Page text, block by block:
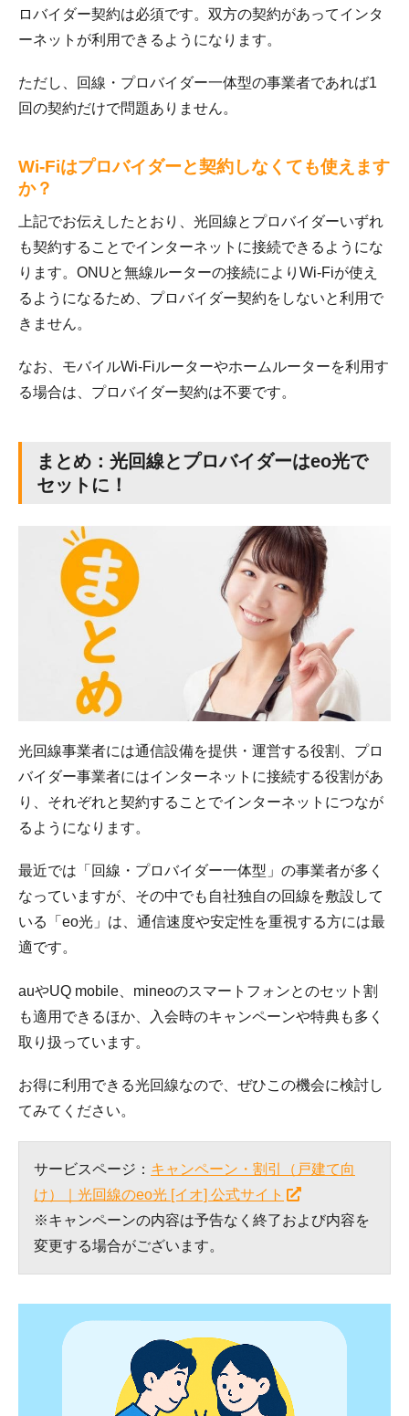
ロバイダー契約は必須です。双方の契約があってインタ
ーネットが利用できるようになります。
ただし、回線・プロバイダー一体型の事業者であれば1
回の契約だけで問題ありません。
Wi-Fiはプロバイダーと契約しなくても使えます
か？
上記でお伝えしたとおり、光回線とプロバイダーいずれ
も契約することでインターネットに接続できるようにな
ります。ONUと無線ルーターの接続によりWi-Fiが使え
るようになるため、プロバイダー契約をしないと利用で
きません。
なお、モバイルWi-Fiルーターやホームルーターを利用す
る場合は、プロバイダー契約は不要です。
まとめ：光回線とプロバイダーはeo光で
セットに！
光回線事業者には通信設備を提供・運営する役割、プロ
バイダー事業者にはインターネットに接続する役割があ
り、それぞれと契約することでインターネットにつなが
るようになります。
最近では「回線・プロバイダー一体型」の事業者が多く
なっていますが、その中でも自社独自の回線を敷設して
いる「eo光」は、通信速度や安定性を重視する方には最
適です。
auやUQ mobile、mineoのスマートフォンとのセット割
も適用できるほか、入会時のキャンペーンや特典も多く
取り扱っています。
お得に利用できる光回線なので、ぜひこの機会に検討し
てみてください。
サービスページ： キャンペーン・割引（戸建て向
け）｜光回線のeo光 [イオ] 公式サイト
※キャンペーンの内容は予告なく終了および内容を
変更する場合がございます。